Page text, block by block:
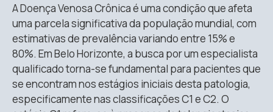
A Doença Venosa Crônica é uma condição que afeta
uma parcela significativa da população mundial, com
estimativas de prevalência variando entre 15% e
80%. Em Belo Horizonte, a busca por um especialista
qualificado torna-se fundamental para pacientes que
se encontram nos estágios iniciais desta patologia,
especificamente nas classificações C1 e C2. O